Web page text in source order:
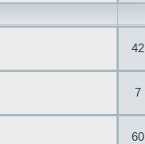
42
7
60